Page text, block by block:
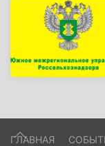
ГЛАВНАЯ